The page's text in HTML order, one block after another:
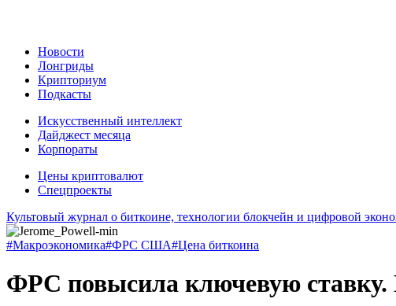
Новости
Лонгриды
Крипториум
Подкасты
Искусственный интеллект
Дайджест месяца
Корпораты
Цены криптовалют
Спецпроекты
Культовый журнал о биткоине, технологии блокчейн и цифровой
#Макроэкономика#ФРС США#Цена биткоина
ФРС повысила ключевую ставку.